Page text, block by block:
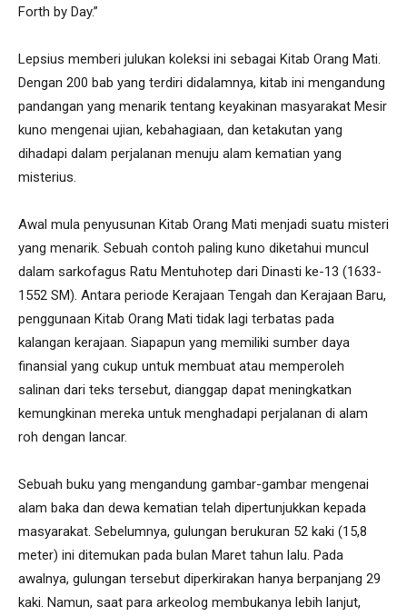
Forth by Day.”
Lepsius memberi julukan koleksi ini sebagai Kitab Orang Mati.
Dengan 200 bab yang terdiri didalamnya, kitab ini mengandung
pandangan yang menarik tentang keyakinan masyarakat Mesir
kuno mengenai ujian, kebahagiaan, dan ketakutan yang
dihadapi dalam perjalanan menuju alam kematian yang
misterius.
Awal mula penyusunan Kitab Orang Mati menjadi suatu misteri
yang menarik. Sebuah contoh paling kuno diketahui muncul
dalam sarkofagus Ratu Mentuhotep dari Dinasti ke-13 (1633-
1552 SM). Antara periode Kerajaan Tengah dan Kerajaan Baru,
penggunaan Kitab Orang Mati tidak lagi terbatas pada
kalangan kerajaan. Siapapun yang memiliki sumber daya
finansial yang cukup untuk membuat atau memperoleh
salinan dari teks tersebut, dianggap dapat meningkatkan
kemungkinan mereka untuk menghadapi perjalanan di alam
roh dengan lancar.
Sebuah buku yang mengandung gambar-gambar mengenai
alam baka dan dewa kematian telah dipertunjukkan kepada
masyarakat. Sebelumnya, gulungan berukuran 52 kaki (15,8
meter) ini ditemukan pada bulan Maret tahun lalu. Pada
awalnya, gulungan tersebut diperkirakan hanya berpanjang 29
kaki. Namun, saat para arkeolog membukanya lebih lanjut,